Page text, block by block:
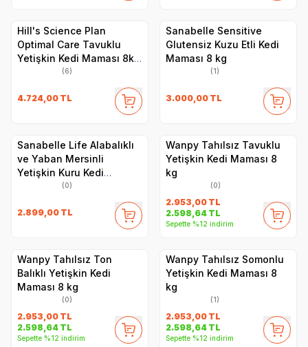
Hill's Science Plan
Optimal Care Tavuklu
Yetişkin Kedi Maması 8kg
+ 2kg HEDİYE!
(6)
4.724,00 TL
Sanabelle Sensitive
Glutensiz Kuzu Etli Kedi
Maması 8 kg
(1)
3.000,00 TL
Sanabelle Life Alabalıklı
ve Yaban Mersinli
Yetişkin Kuru Kedi
Maması 8 Kg
(0)
2.899,00 TL
Wanpy Tahılsız Tavuklu
Yetişkin Kedi Maması 8
kg
(0)
2.953,00 TL
2.598,64 TL
Sepette %12 indirim
Wanpy Tahılsız Ton
Balıklı Yetişkin Kedi
Maması 8 kg
(0)
2.953,00 TL
2.598,64 TL
Sepette %12 indirim
Wanpy Tahılsız Somonlu
Yetişkin Kedi Maması 8
kg
(1)
2.953,00 TL
2.598,64 TL
Sepette %12 indirim